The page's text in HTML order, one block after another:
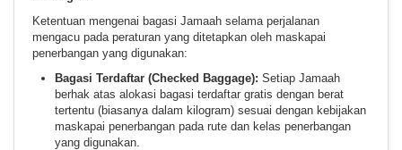
Ketentuan mengenai bagasi Jamaah selama perjalanan
mengacu pada peraturan yang ditetapkan oleh maskapai
penerbangan yang digunakan:
Bagasi Terdaftar (Checked Baggage): Setiap Jamaah
berhak atas alokasi bagasi terdaftar gratis dengan berat
tertentu (biasanya dalam kilogram) sesuai dengan kebijakan
maskapai penerbangan pada rute dan kelas penerbangan
yang digunakan.